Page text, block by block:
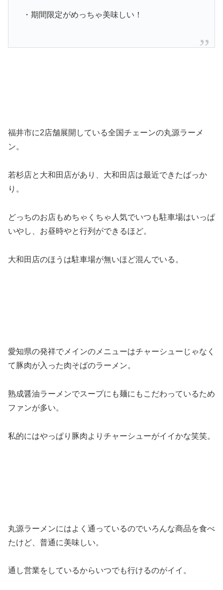
・期間限定がめっちゃ美味しい！
福井市に2店舗展開している全国チェーンの丸源ラーメ
ン。
若杉店と大和田店があり、大和田店は最近できたばっか
り。
どっちのお店もめちゃくちゃ人気でいつも駐車場はいっぱ
いやし、お昼時やと行列ができるほど。
大和田店のほうは駐車場が無いほど混んでいる。
愛知県の発祥でメインのメニューはチャーシューじゃなく
て豚肉が入った肉そばのラーメン。
熟成醤油ラーメンでスープにも麺にもこだわっているため
ファンが多い。
私的にはやっぱり豚肉よりチャーシューがイイかな笑笑。
丸源ラーメンにはよく通っているのでいろんな商品を食べ
たけど、普通に美味しい。
通し営業をしているからいつでも行けるのがイイ。